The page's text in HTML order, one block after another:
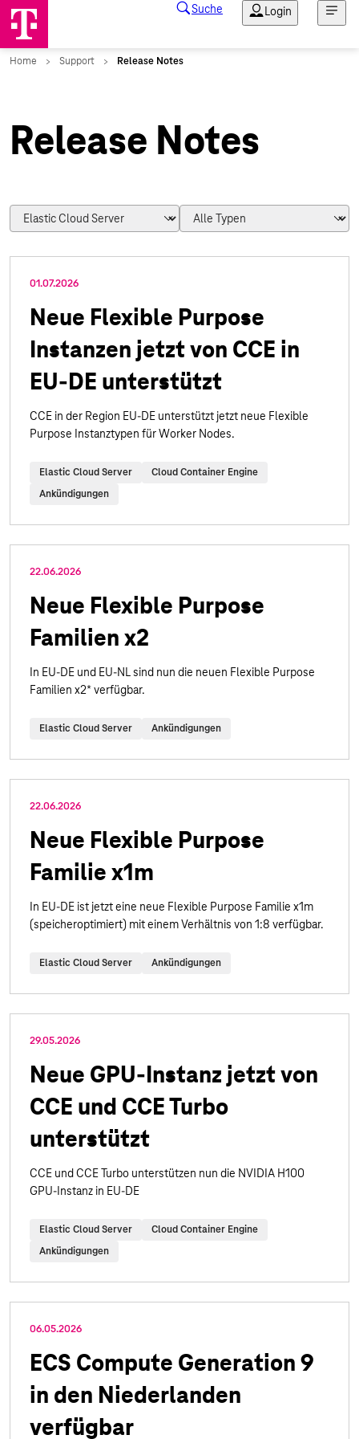
Release Notes
01.07.2026
Neue Flexible Purpose
Instanzen jetzt von CCE in
EU-DE unterstützt
CCE in der Region EU-DE unterstützt jetzt neue Flexible
Purpose Instanztypen für Worker Nodes.
Elastic Cloud Server
Cloud Container Engine
Ankündigungen
22.06.2026
Neue Flexible Purpose
Familien x2
In EU-DE und EU-NL sind nun die neuen Flexible Purpose
Familien x2* verfügbar.
Elastic Cloud Server Ankündigungen
22.06.2026
Neue Flexible Purpose
Familie x1m
In EU-DE ist jetzt eine neue Flexible Purpose Familie x1m
(speicheroptimiert) mit einem Verhältnis von 1:8 verfügbar.
Elastic Cloud Server Ankündigungen
29.05.2026
Neue GPU-Instanz jetzt von
CCE und CCE Turbo
unterstützt
CCE und CCE Turbo unterstützen nun die NVIDIA H100
GPU-Instanz in EU-DE
Elastic Cloud Server
Cloud Container Engine
Ankündigungen
06.05.2026
ECS Compute Generation 9
in den Niederlanden
verfügbar